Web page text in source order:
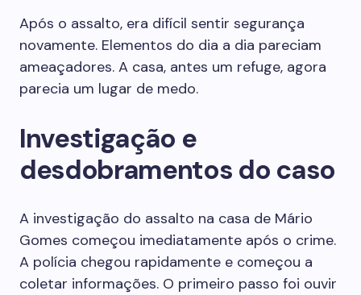
Após o assalto, era difícil sentir segurança
novamente. Elementos do dia a dia pareciam
ameaçadores. A casa, antes um refuge, agora
parecia um lugar de medo.
Investigação e
desdobramentos do caso
A investigação do assalto na casa de Mário
Gomes começou imediatamente após o crime.
A polícia chegou rapidamente e começou a
coletar informações. O primeiro passo foi ouvir